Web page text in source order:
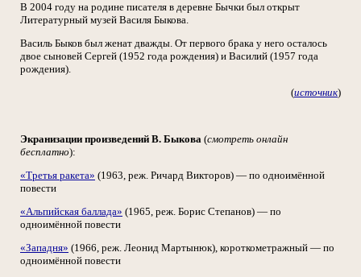
В 2004 году на родине писателя в деревне Бычки был открыт
Литературный музей Василя Быкова.
Василь Быков был женат дважды. От первого брака у него осталось
двое сыновей Сергей (1952 года рождения) и Василий (1957 года
рождения).
(источник)
Экранизации произведений В. Быкова (смотреть онлайн
бесплатно):
«Третья ракета» (1963, реж. Ричард Викторов) — по одноимённой
повести
«Альпийская баллада» (1965, реж. Борис Степанов) — по
одноимённой повести
«Западня» (1966, реж. Леонид Мартынюк), короткометражный — по
одноимённой повести